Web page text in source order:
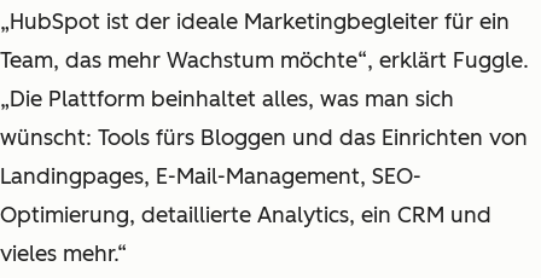
„HubSpot ist der ideale Marketingbegleiter für ein
Team, das mehr Wachstum möchte“, erklärt Fuggle.
„Die Plattform beinhaltet alles, was man sich
wünscht: Tools fürs Bloggen und das Einrichten von
Landingpages, E-Mail-Management, SEO-
Optimierung, detaillierte Analytics, ein CRM und
vieles mehr.“